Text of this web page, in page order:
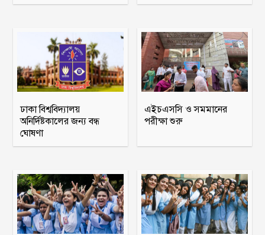
ঢাকা বিশ্ববিদ্যালয়
অনির্দিষ্টকালের জন্য বন্ধ
ঘোষণা
এইচএসসি ও সমমানের
পরীক্ষা শুরু